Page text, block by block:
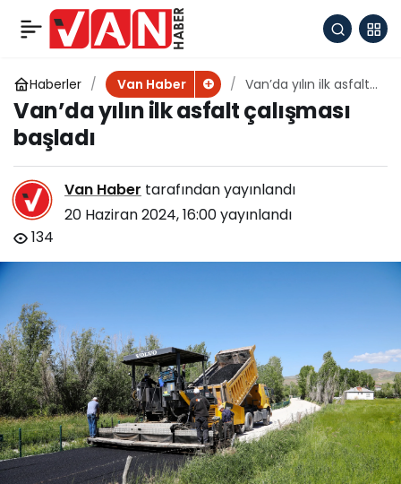
Haberler Van Haber
Van’da yılın ilk asfalt
çalışması başladı
Van’da yılın ilk asfalt çalışması
başladı
Van Haber tarafından yayınlandı
20 Haziran 2024, 16:00yayınlandı
134
Murat Karaoğlu’nun
Eğitim–Öğretim Yılı Yıl
Sonu Mesajı
Paylaş